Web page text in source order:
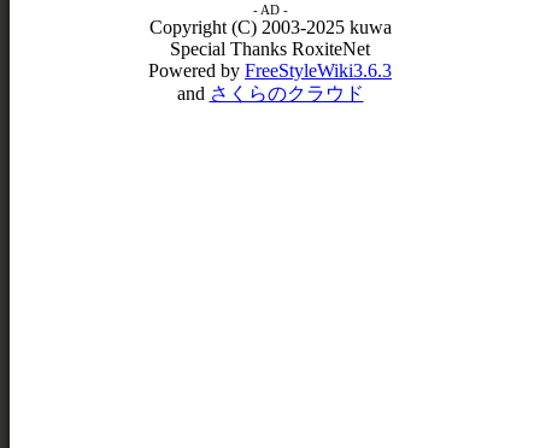
- AD -
Copyright (C) 2003-2025 kuwa
Special Thanks RoxiteNet
Powered by FreeStyleWiki3.6.3
and さくらのクラウド